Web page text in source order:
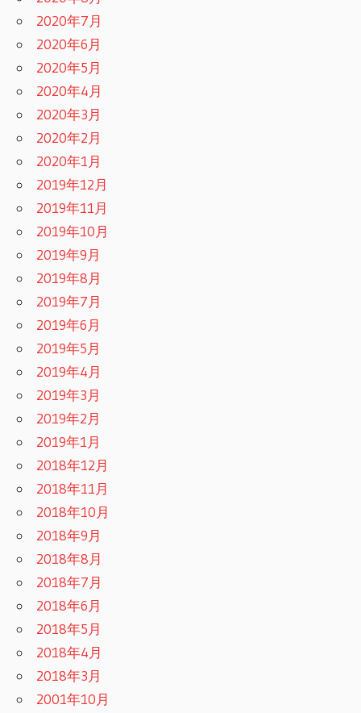
2020年7月
2020年6月
2020年5月
2020年4月
2020年3月
2020年2月
2020年1月
2019年12月
2019年11月
2019年10月
2019年9月
2019年8月
2019年7月
2019年6月
2019年5月
2019年4月
2019年3月
2019年2月
2019年1月
2018年12月
2018年11月
2018年10月
2018年9月
2018年8月
2018年7月
2018年6月
2018年5月
2018年4月
2018年3月
2001年10月